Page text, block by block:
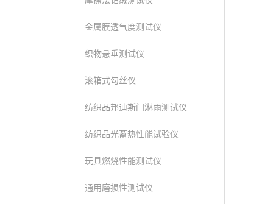
金属膜透气度测试仪
织物悬垂测试仪
滚箱式勾丝仪
纺织品邦迪斯门淋雨测试仪
纺织品光蓄热性能试验仪
玩具燃烧性能测试仪
通用磨损性测试仪